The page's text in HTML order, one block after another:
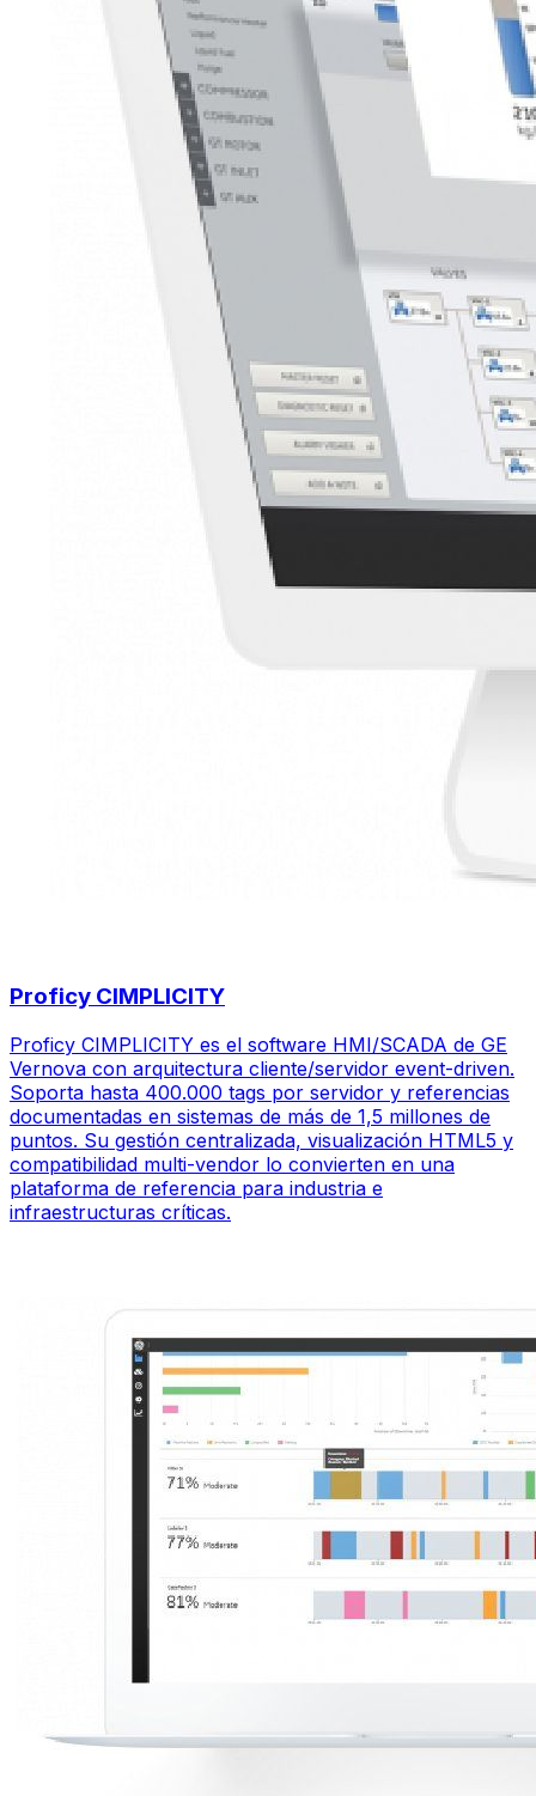
Proficy CIMPLICITY
Proficy CIMPLICITY es el software HMI/SCADA de GE
Vernova con arquitectura cliente/servidor event-driven.
Soporta hasta 400.000 tags por servidor y referencias
documentadas en sistemas de más de 1,5 millones de
puntos. Su gestión centralizada, visualización HTML5 y
compatibilidad multi-vendor lo convierten en una
plataforma de referencia para industria e
infraestructuras críticas.